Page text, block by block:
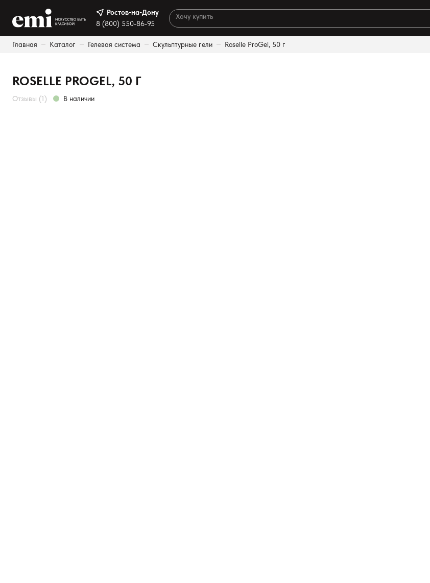
Ростов-на-Дону
8 (800) 550-86-95
Главная Каталог Гелевая система Скульптурные гели Roselle ProGel, 50 г
Ростов-на-Дону
8 (800) 550-86-95
Палитра
Акции
ROSELLE PROGEL, 50 Г
Отзывы (1) В наличии